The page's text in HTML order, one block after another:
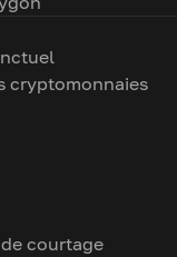
cryptomonnaies
courtage